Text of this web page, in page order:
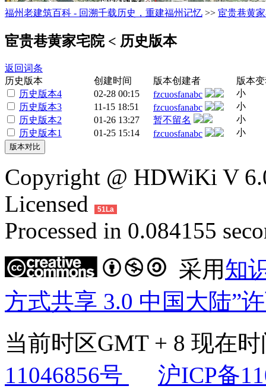
福州老建筑百科 - 回溯千载历史，重建福州记忆 >> 宦贵巷黄
宦贵巷黄家宅院< 历史版本
返回词条
历史版本
创建时间 版本创建者
版本
历史版本4
02-28 00:15 fzcuosfanabc
小
历史版本3
11-15 18:51 fzcuosfanabc
小
历史版本2
01-26 13:27 暂不留名
小
历史版本1
01-25 15:14 fzcuosfanabc 小
Copyright @ HDWiKi V
Licensed
51La
Processed in 0.084155
采用知
方式共享 3.0 中国大陆”
当前时区GMT + 8 现在
11046856号
沪ICP备